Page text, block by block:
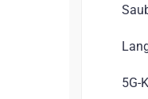
5G-